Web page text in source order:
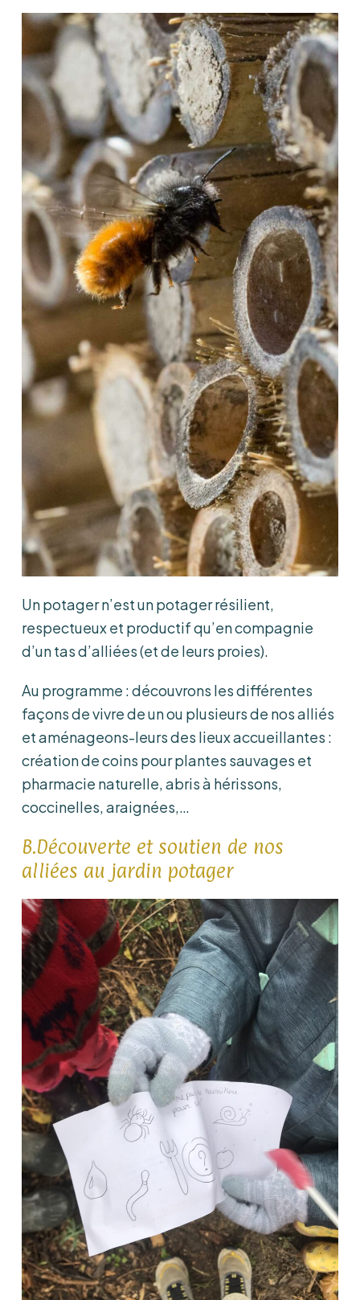
Un potager n’est un potager résilient,
respectueux et productif qu’en compagnie
d’un tas d’alliées (et de leurs proies).
Au programme : découvrons les différentes
façons de vivre de un ou plusieurs de nos alliés
et aménageons-leurs des lieux accueillantes :
création de coins pour plantes sauvages et
pharmacie naturelle, abris à hérissons,
coccinelles, araignées,…
B.Découverte et soutien de nos
alliées au jardin potager